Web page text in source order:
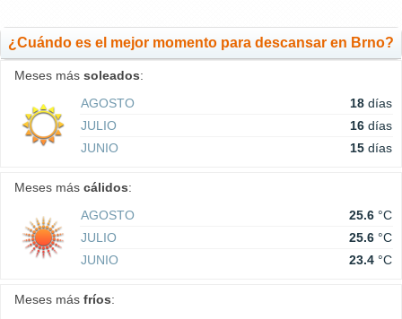
¿Cuándo es el mejor momento para descansar en Brno?
Meses más soleados:
AGOSTO
18 días
JULIO
16 días
JUNIO
15 días
Meses más cálidos:
AGOSTO
25.6 °C
JULIO
25.6 °C
JUNIO
23.4 °C
Meses más fríos: